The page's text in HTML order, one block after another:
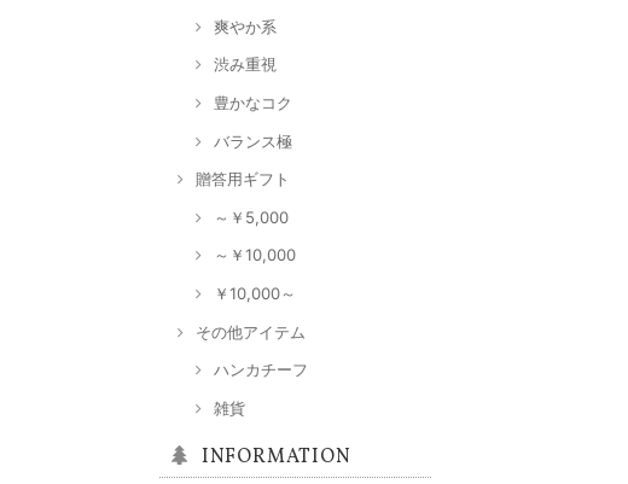
爽やか系
渋み重視
豊かなコク
バランス極
贈答用ギフト
～￥5,000
～￥10,000
￥10,000～
その他アイテム
ハンカチーフ
雑貨
INFORMATION